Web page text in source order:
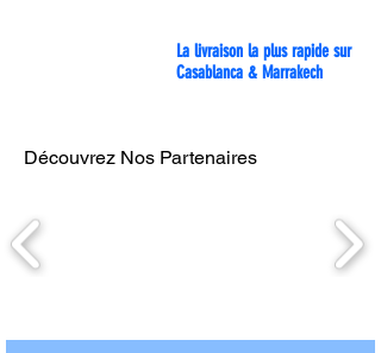
La livraison la plus rapide sur
Casablanca & Marrakech
Découvrez Nos Partenaires